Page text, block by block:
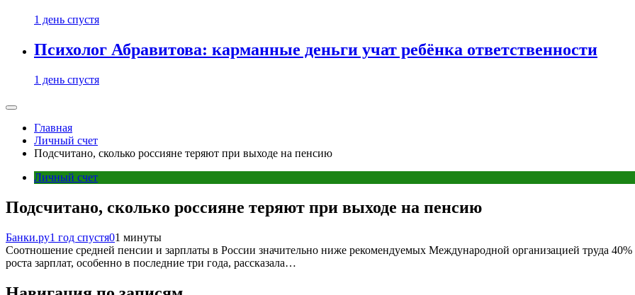
1 день спустя
Психолог Абравитова: карманные деньги учат ребёнка ответственности
1 день спустя
Главная
Личный счет
Подсчитано, сколько россияне теряют при выходе на пенсию
Личный счет
Подсчитано, сколько россияне теряют при выходе на пенсию
Банки.ру1 год спустя01 минуты
Соотношение средней пенсии и зарплаты в России значительно ниже рекомендуемых Международной организацией труда
роста зарплат, особенно в последние три года, рассказала…